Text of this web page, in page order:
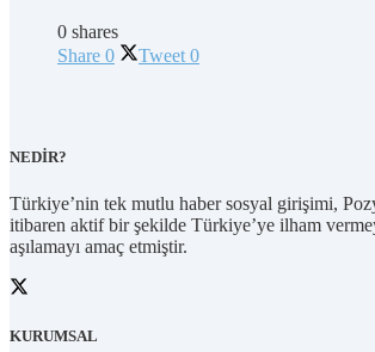
0 shares
Share 0 Tweet 0
NEDİR?
Türkiye’nin tek mutlu haber sosyal girişimi,
itibaren aktif bir şekilde Türkiye’ye ilham
aşılamayı amaç etmiştir.
KURUMSAL